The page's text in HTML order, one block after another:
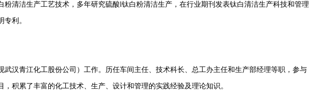
清洁生产工艺技术，多年研究硫酸l钛白粉清洁生产，在行业期刊发表钛白清洁生产科技和管理
利。
武汉青江化工股份公司）工作。历任车间主任、技术科长、总工办主任和生产部经理等职，参与
积累了丰富的化工技术、生产、设计和管理的实践经验及理论知识。